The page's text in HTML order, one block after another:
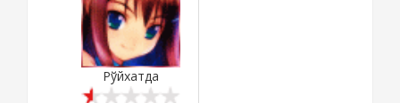
Рўйхатда